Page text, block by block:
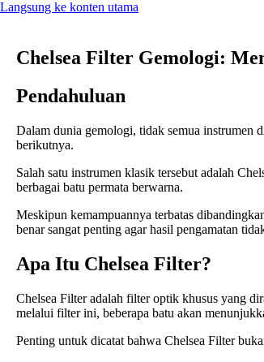
Langsung ke konten utama
Chelsea Filter Gemologi:
Pendahuluan
Dalam dunia gemologi, tidak semua instrumen
berikutnya.
Salah satu instrumen klasik tersebut adalah
berbagai batu permata berwarna.
Meskipun kemampuannya terbatas
benar sangat penting agar hasil pengamatan
Apa Itu Chelsea Filter?
Chelsea Filter adalah filter optik khusus yang
melalui filter ini, beberapa batu akan
Penting untuk dicatat bahwa Chelsea Filter